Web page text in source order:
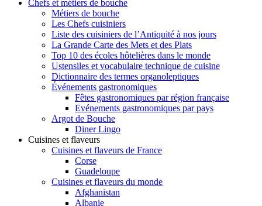
Chefs et métiers de bouche
Métiers de bouche
Les Chefs cuisiniers
Liste des cuisiniers de l’Antiquité à nos jours
La Grande Carte des Mets et des Plats
Top 10 des écoles hôtelières dans le monde
Ustensiles et vocabulaire technique de cuisine
Dictionnaire des termes organoleptiques
Événements gastronomiques
Fêtes gastronomiques par région française
Evénements gastronomiques par pays
Argot de Bouche
Diner Lingo
Cuisines et flaveurs
Cuisines et flaveurs de France
Corse
Guadeloupe
Cuisines et flaveurs du monde
Afghanistan
Albanie